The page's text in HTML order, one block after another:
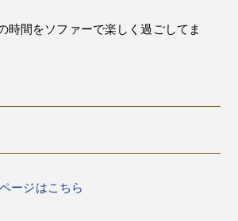
時間をソファーで楽しく過ごしてま
ージはこちら